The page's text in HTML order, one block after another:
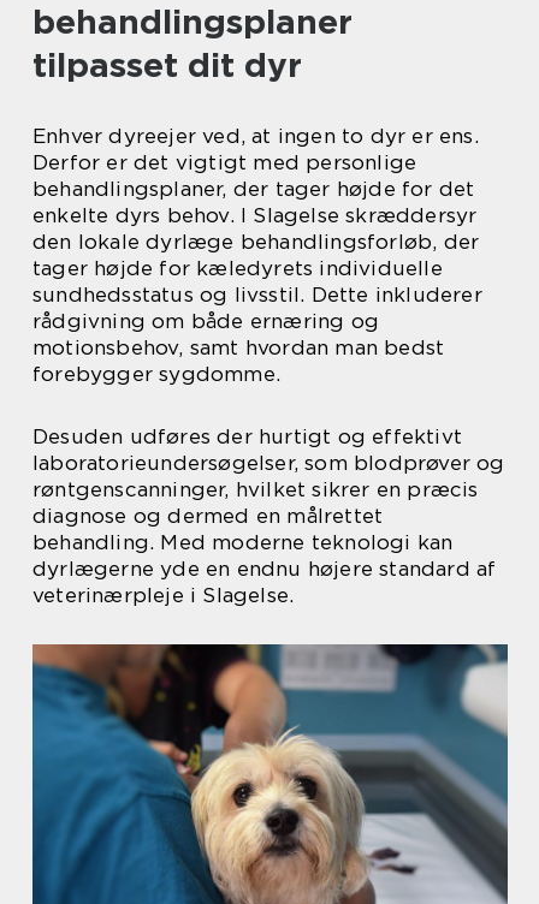
behandlingsplaner
tilpasset dit dyr
Enhver dyreejer ved, at ingen to dyr er ens.
Derfor er det vigtigt med personlige
behandlingsplaner, der tager højde for det
enkelte dyrs behov. I Slagelse skræddersyr
den lokale dyrlæge behandlingsforløb, der
tager højde for kæledyrets individuelle
sundhedsstatus og livsstil. Dette inkluderer
rådgivning om både ernæring og
motionsbehov, samt hvordan man bedst
forebygger sygdomme.
Desuden udføres der hurtigt og effektivt
laboratorieundersøgelser, som blodprøver og
røntgenscanninger, hvilket sikrer en præcis
diagnose og dermed en målrettet
behandling. Med moderne teknologi kan
dyrlægerne yde en endnu højere standard af
veterinærpleje i Slagelse.